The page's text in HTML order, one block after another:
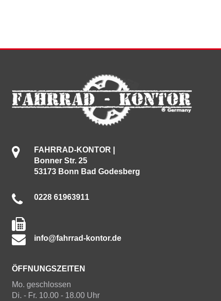
FAHRRAD-KONTOR |
Bonner Str. 25
53173 Bonn Bad Godesberg
0228 61963911
info@fahrrad-kontor.de
ÖFFNUNGSZEITEN
Mo. geschlossen
Di. - Fr. 10.00 - 18.00 Uhr